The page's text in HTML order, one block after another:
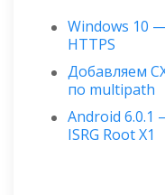
Windows 10
HTTPS
Добавляем
по multipath
Android 6.0.1
ISRG Root X1